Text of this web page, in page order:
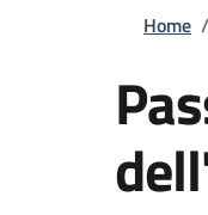
Home /